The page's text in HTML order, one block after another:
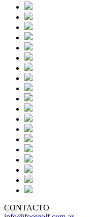
CONTACTO